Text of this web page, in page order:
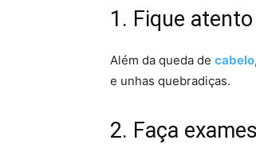
1. Fique
Além da queda de cabelo
e unhas quebradiças.
2. Faça